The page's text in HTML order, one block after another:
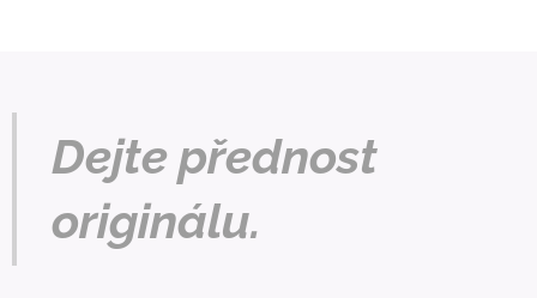
Dejte přednost
originálu.